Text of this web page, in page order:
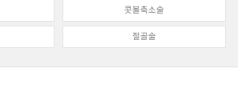
콧볼축소술
절골술